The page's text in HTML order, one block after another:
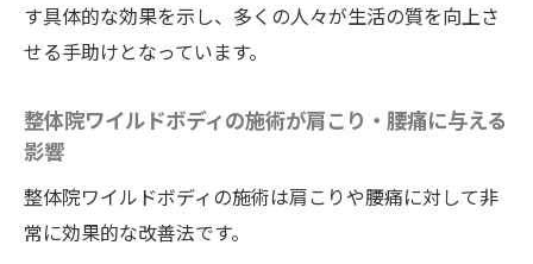
す具体的な効果を示し、多くの人々が生活の質を向上さ
せる手助けとなっています。
整体院ワイルドボディの施術が肩こり・腰痛に与える
影響
整体院ワイルドボディの施術は肩こりや腰痛に対して非
常に効果的な改善法です。